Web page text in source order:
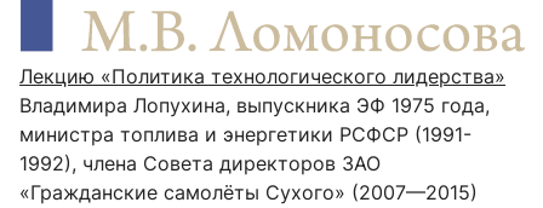
Лекцию «Политика технологического лидерства»
Владимира Лопухина, выпускника ЭФ 1975 года,
министра топлива и энергетики РСФСР (1991-
1992), члена Совета директоров ЗАО
«Гражданские самолёты Сухого» (2007—2015)